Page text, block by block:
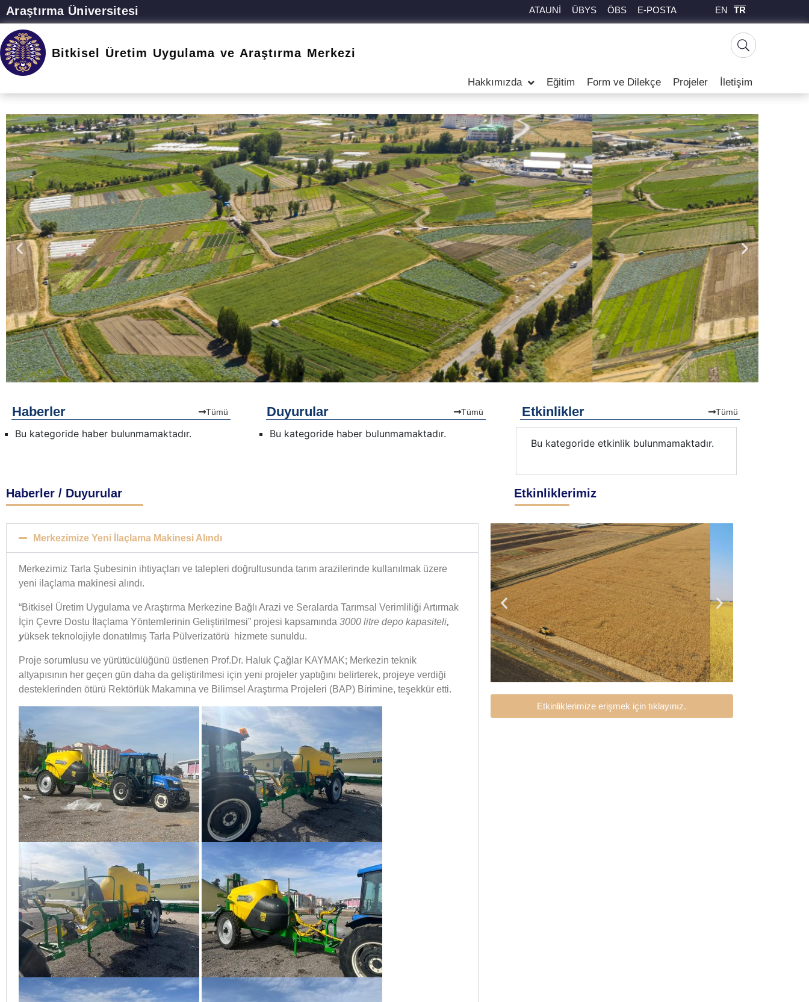
Araştırma Üniversitesi ATAUNİ ÜBYS ÖBS E-POSTA EN TR
Bitkisel Üretim Uygulama ve Araştırma Merkezi
Hakkımızda Eğitim Form ve Dilekçe Projeler İletişim
Haberler Tümü
Bu kategoride haber bulunmamaktadır.
Duyurular Tümü
Bu kategoride haber bulunmamaktadır.
Etkinlikler Tümü
Bu kategoride etkinlik bulunmamaktadır.
Haberler / Duyurular
Merkezimize Yeni İlaçlama Makinesi Alındı
Merkezimiz Tarla Şubesinin ihtiyaçları ve talepleri doğrultusunda tarım arazilerinde kullanılmak üzere
yeni ilaçlama makinesi alındı.
“Bitkisel Üretim Uygulama ve Araştırma Merkezine Bağlı Arazi ve Seralarda Tarımsal Verimliliği Artırmak
İçin Çevre Dostu İlaçlama Yöntemlerinin Geliştirilmesi” projesi kapsamında 3000 litre depo kapasiteli,
yüksek teknolojiyle donatılmış Tarla Pülverizatörü hizmete sunuldu.
Proje sorumlusu ve yürütücülüğünü üstlenen Prof.Dr. Haluk Çağlar KAYMAK; Merkezin teknik
altyapısının her geçen gün daha da geliştirilmesi için yeni projeler yaptığını belirterek, projeye verdiği
desteklerinden ötürü Rektörlük Makamına ve Bilimsel Araştırma Projeleri (BAP) Birimine, teşekkür etti.
Etkinliklerimiz
Etkinliklerimize erişmek için tıklayınız.